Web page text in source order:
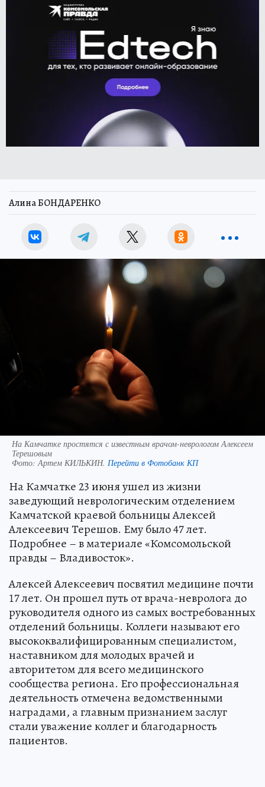
Алина БОНДАРЕНКО
На Камчатке простятся с известным врачом-неврологом Алексеем
Терешовым
Фото: Артем КИЛЬКИН. Перейти в Фотобанк КП
На Камчатке 23 июня ушел из жизни
заведующий неврологическим отделением
Камчатской краевой больницы Алексей
Алексеевич Терешов. Ему было 47 лет.
Подробнее – в материале «Комсомольской
правды – Владивосток».
Алексей Алексеевич посвятил медицине почти
17 лет. Он прошел путь от врача-невролога до
руководителя одного из самых востребованных
отделений больницы. Коллеги называют его
высококвалифицированным специалистом,
наставником для молодых врачей и
авторитетом для всего медицинского
сообщества региона. Его профессиональная
деятельность отмечена ведомственными
наградами, а главным признанием заслуг
стали уважение коллег и благодарность
пациентов.